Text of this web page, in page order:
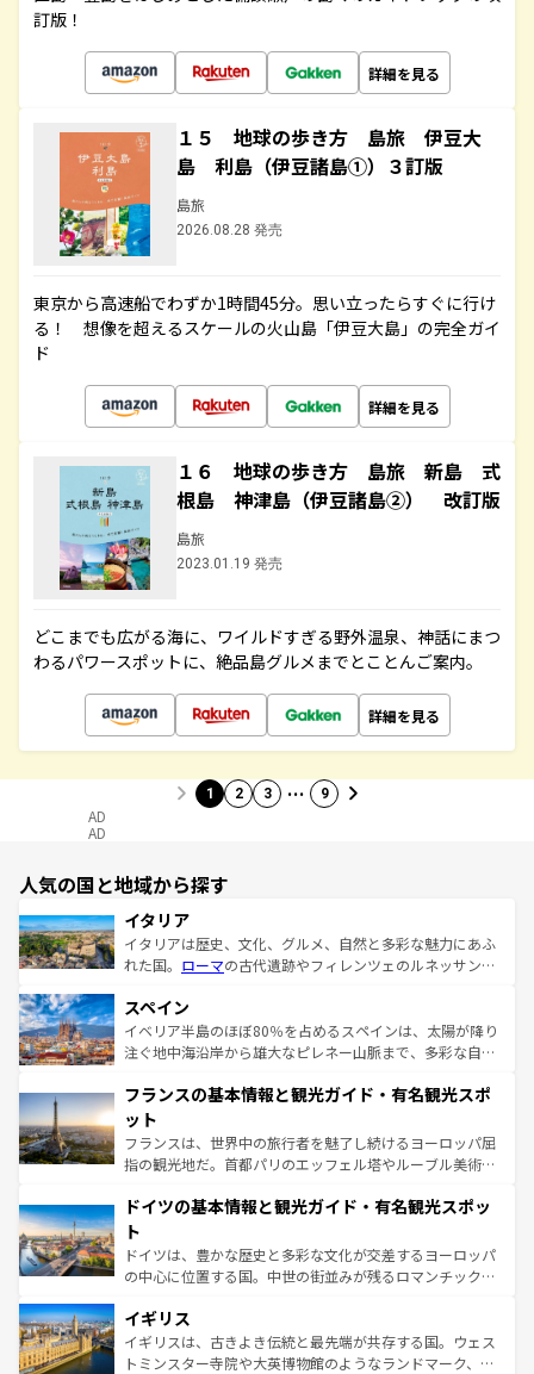
訂版！
詳細を見る
１５ 地球の歩き方 島旅 伊豆大
島 利島（伊豆諸島①）３訂版
島旅
2026.08.28 発売
東京から高速船でわずか1時間45分。思い立ったらすぐに行け
る！ 想像を超えるスケールの火山島「伊豆大島」の完全ガイ
ド
詳細を見る
１６ 地球の歩き方 島旅 新島 式
根島 神津島（伊豆諸島②） 改訂版
島旅
2023.01.19 発売
どこまでも広がる海に、ワイルドすぎる野外温泉、神話にまつ
わるパワースポットに、絶品島グルメまでとことんご案内。
詳細を見る
1 2 3 … 9
AD
AD
人気の国と地域から探す
イタリア
イタリアは歴史、文化、グルメ、自然と多彩な魅力にあふ
れた国。 ローマの古代遺跡やフィレンツェのルネッサンス
ろん、トスカーナの美しい田園風景やアマルフィ海岸の絶
景など、自然景観も見逃せない。観光の合間には、本場の
ピザやパスタなど、絶品のイタリア料理を堪能することも
ませてくれるイタリアで、忘れられない旅をしてみよう！
なお、新着のイタリア情報は
しい。
スペイン
イベリア半島のほぼ80％を占めるスペインは、太陽が降り
注ぐ地中海沿岸から雄大なピレネー山脈まで、多彩な自然
文化が根付くこの国では、情熱的なフラメンコ、熱気あふ
れる闘牛、そして美味しいタパスが生活の一部となってい
る。首都マドリードの洗練された雰囲気や、バルセロナの
アートに溢れた街角から、地方では古代ローマ遺跡や中世
せる。地方によって風土や気候が異なるスペインはその個
ンテンツ一覧 を参照してほしい。
フランスの基本情報と観光ガイド・有名観光スポ
ット
フランスは、世界中の旅行者を魅了し続けるヨーロッパ屈
指の観光地だ。首都パリのエッフェル塔やルーブル美術館
で、幅広い魅力が詰まっている。華麗な宮殿、歴史的な大
聖堂、美しいビーチ、そして豊かな自然が、訪れる者を心
から魅了する。また、フランスは美食の国としても知ら
れ、フランス料理はユネスコ無形文化遺産にも登録されて
香り高いラベンダー畑など、多彩な楽しみ方が可能だ。さ
らに、パリ以外の地域にも魅力が溢れており、どの街角に
も豊かな歴史と文化が息づいている。パリ以外の個性あふ
ドイツの基本情報と観光ガイド・有名観光スポッ
ト
ドイツは、豊かな歴史と多彩な文化が交差するヨーロッパ
の中心に位置する国。中世の街並みが残るロマンチック街
顔を持つこの国は、どこを歩いても飽きることがない。ベ
ルリンの文化的活気、バイエルン州のアルプスの絶景、そ
してライン川沿いのワイン畑といった風景は必見。ビール
イギリス
イギリスは、古きよき伝統と最先端が共存する国。ウェス
トミンスター寺院や大英博物館のようなランドマーク、歴